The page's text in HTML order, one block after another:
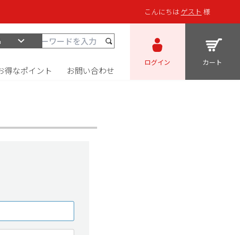
こんにちは ゲスト 様
得なポイント お問い合わせ
ログイン カート